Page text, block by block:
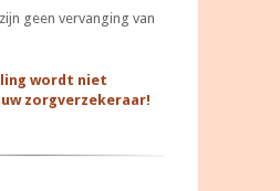
geen vervanging van
wordt niet
zorgverzekeraar!